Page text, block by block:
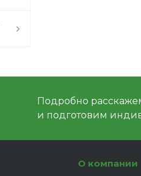
Подробно
и подготовим
О компании